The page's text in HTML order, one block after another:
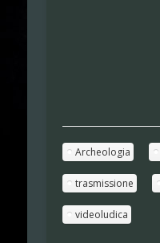
Archeologia
trasmissione
videoludica